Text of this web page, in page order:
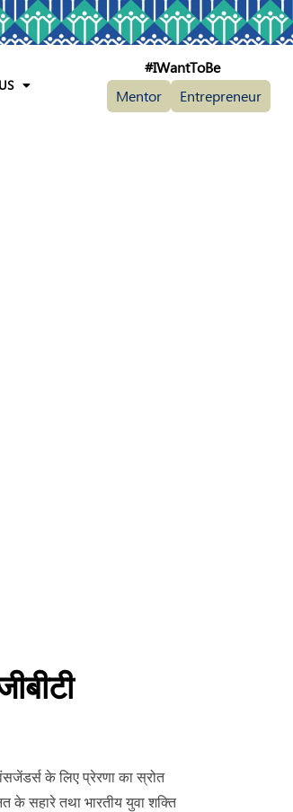
#IWantToBe
Mentor
Entrepreneur
के लिए प्रेरणा का स्रोत
के सहारे तथा भारतीय युवा शक्ति